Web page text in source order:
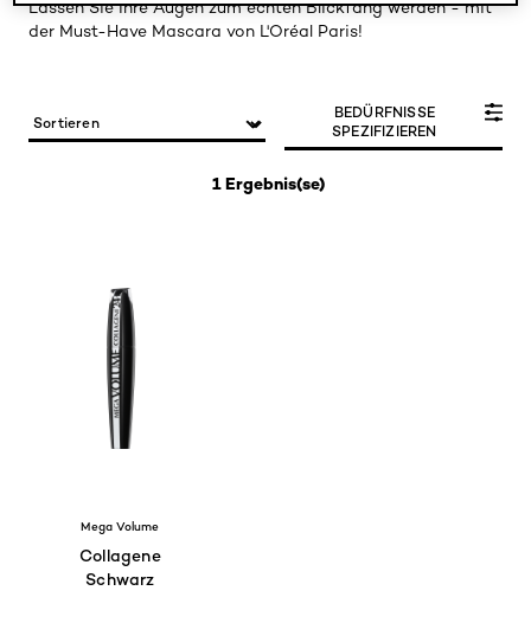
Lassen Sie Ihre Augen zum echten Blickfang werden - mit
der Must-Have Mascara von L'Oréal Paris!
1 Ergebnis(se)
BEDÜRFNISSE
SPEZIFIZIEREN
Mega Volume
Collagene
Schwarz